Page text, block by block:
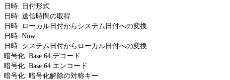
日時: 日付形式
日時: 送信時間の取得
日時: ローカル日付からシステム日付への変換
日時: Now
日時: システム日付からローカル日付への変換
暗号化: Base 64 デコード
暗号化: Base 64 エンコード
暗号化: 暗号化解除の対称キー